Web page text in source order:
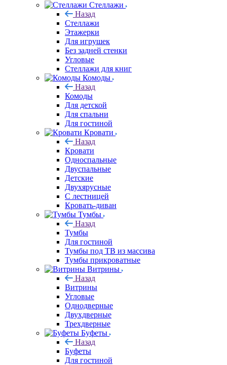
Стеллажи
Назад
Стеллажи
Этажерки
Для игрушек
Без задней стенки
Угловые
Стеллажи для книг
Комоды
Назад
Комоды
Для детской
Для спальни
Для гостиной
Кровати
Назад
Кровати
Односпальные
Двуспальные
Детские
Двухярусные
С лестницей
Кровать-диван
Тумбы
Назад
Тумбы
Для гостиной
Тумбы под ТВ из массива
Тумбы прикроватные
Витрины
Назад
Витрины
Угловые
Однодверные
Двухдверные
Трехдверные
Буфеты
Назад
Буфеты
Для гостиной